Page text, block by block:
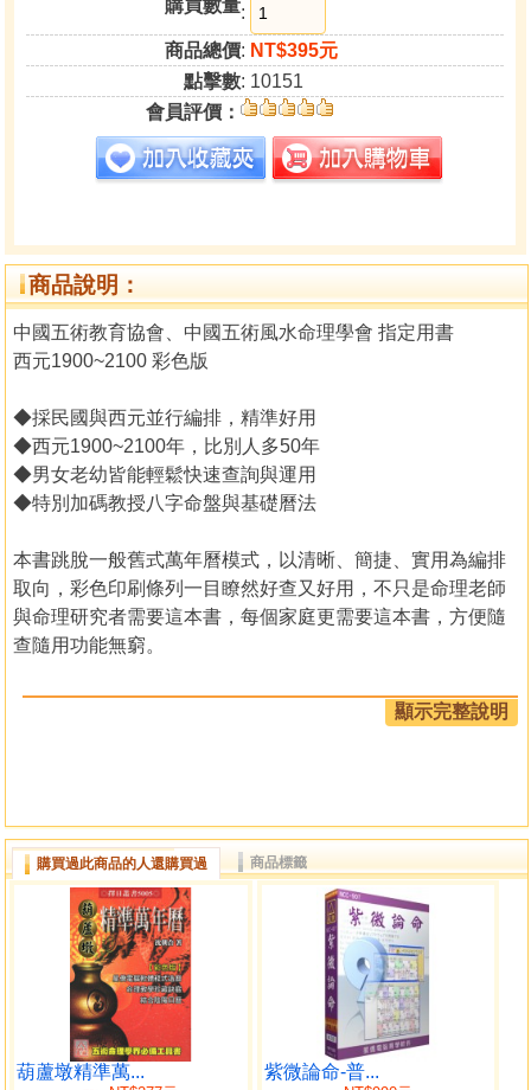
購買數量:
商品總價: NT$395元
點擊數: 10151
會員評價：
商品說明：
中國五術教育協會、中國五術風水命理學會 指定用書
西元1900~2100 彩色版
◆採民國與西元並行編排，精準好用
◆西元1900~2100年，比別人多50年
◆男女老幼皆能輕鬆快速查詢與運用
◆特別加碼教授八字命盤與基礎曆法
本書跳脫一般舊式萬年曆模式，以清晰、簡捷、實用為編排
取向，彩色印刷條列一目瞭然好查又好用，不只是命理老師
與命理研究者需要這本書，每個家庭更需要這本書，方便隨
查隨用功能無窮。
本書特色︰
☆特別採用橫閱方式編排彩色印刷，易於閱讀查詢。
查閱所需紀年。
☆年表的編排按「年干支、月干支、節氣、日期表、中氣」
順序直列。
☆年表以「二十四節氣」為一年週期，始於「立春」終於
「大寒」。
☆節氣和中氣按「國曆日期、時、分、時辰」順序標示。
☆日期表第一行為各月令的「節氣日期」，易於計算行運歲
☆日期表按「國曆月日、農曆月日、日干支」順序橫列。
顯示完整說明
購買過此商品的人還購買過 商品標籤
葫蘆墩精準萬... 紫微論命-普...